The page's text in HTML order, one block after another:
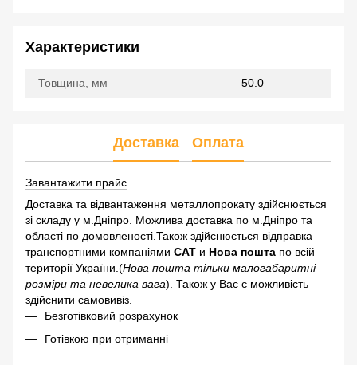
Характеристики
Товщина, мм 50.0
Доставка Оплата
Завантажити прайс
Доставка та відвантаження металлопрокату здійснюється
зі складу у м.Дніпро. Можлива доставка по м.Дніпро та
області по домовленості.Також здійснюється відправка
транспортними компаніями САТ и Нова пошта по всій
території України.(Нова пошта тільки малогабаритні
розміри та невелика вага). Також у Вас є можливість
здійснити самовивіз.
Безготівковий розрахунок
Готівкою при отриманні